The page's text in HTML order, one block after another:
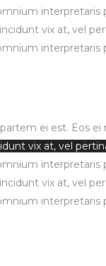
interpretaris
vix at, vel
interpretaris
ei est. Eos ei
vix at, vel
interpretaris
vix at, vel
interpretaris